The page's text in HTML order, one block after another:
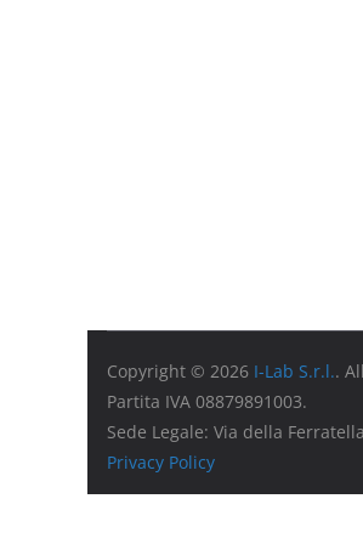
Copyright © 2026 I-Lab S.r.l..
Partita IVA 08879891003.
Sede Legale: Via della
Privacy Policy